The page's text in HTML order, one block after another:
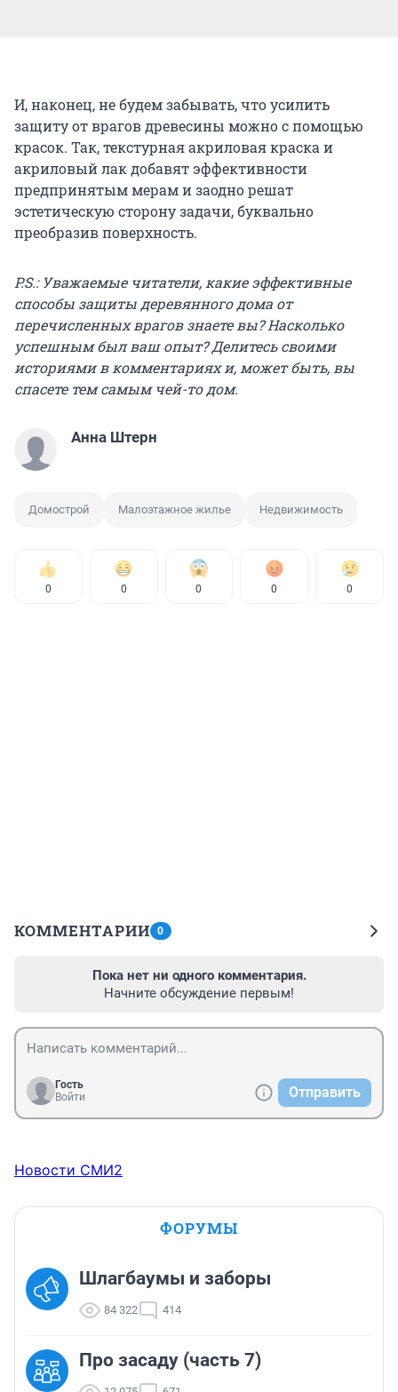
И, наконец, не будем забывать, что усилить
защиту от врагов древесины можно с помощью
красок. Так, текстурная акриловая краска и
акриловый лак добавят эффективности
предпринятым мерам и заодно решат
эстетическую сторону задачи, буквально
преобразив поверхность.
P.S.: Уважаемые читатели, какие эффективные
способы защиты деревянного дома от
перечисленных врагов знаете вы? Насколько
успешным был ваш опыт? Делитесь своими
историями в комментариях и, может быть, вы
спасете тем самым чей-то дом.
Анна Штерн
Домострой Малоэтажное жилье Недвижимость
0 0 0 0 0
КОММЕНТАРИИ 0
Пока нет ни одного комментария.
Начните обсуждение первым!
Гость
Войти
Отправить
Новости СМИ2
ФОРУМЫ
Шлагбаумы и заборы
84 322 414
Про засаду (часть 7)